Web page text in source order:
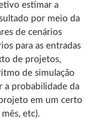
estimar a
por meio da
de cenários
para as entradas
de projetos,
de simulação
probabilidade da
em um certo
etc).